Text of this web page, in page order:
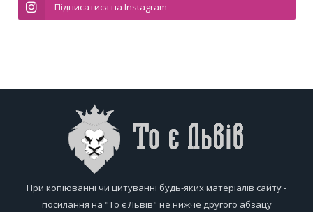
Підписатися на Instagram
При копіюванні чи цитуванні будь-яких матеріалів сайту -
посилання на "То є Львів" не нижче другого абзацу